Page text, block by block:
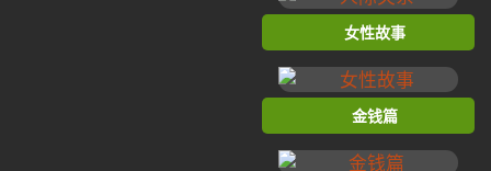
女性故事
金钱篇